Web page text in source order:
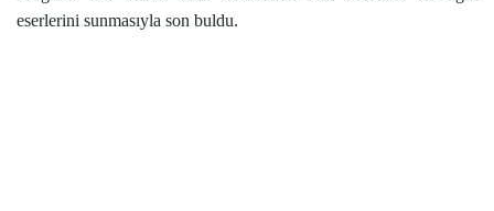
eserlerini sunmasıyla son buldu.